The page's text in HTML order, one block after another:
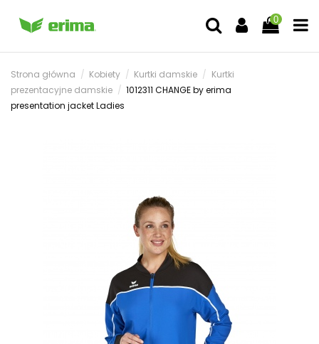
0
Strona główna Kobiety Kurtki damskie
Kurtki
prezentacyjne damskie
1012311 CHANGE by erima
presentation jacket Ladies